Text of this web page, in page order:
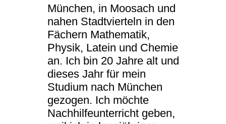
München, in Moosach und
nahen Stadtvierteln in den
Fächern Mathematik,
Physik, Latein und Chemie
an. Ich bin 20 Jahre alt und
dieses Jahr für mein
Studium nach München
gezogen. Ich möchte
Nachhilfeunterricht geben,